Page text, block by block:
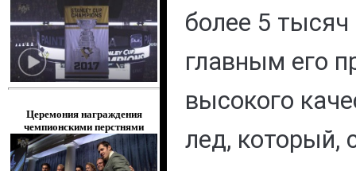
Церемония награждения
чемпионскими перстнями
более 5 тысяч
главным его
высокого
лед, который,